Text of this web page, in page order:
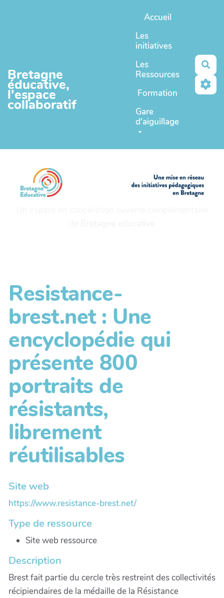
Bretagne
éducative,
l'espace
collaboratif
Accueil
Les
initiatives
Les
Ressources
Formation
Gare
d'aiguillage
Resistance-
brest.net : Une
encyclopédie qui
présente 800
portraits de
résistants,
librement
réutilisables
Site web
https://www.resistance-brest.net/
Type de ressource
Site web ressource
Description
Brest fait partie du cercle très restreint des collectivités
récipiendaires de la médaille de la Résistance